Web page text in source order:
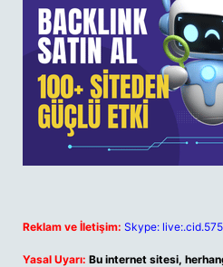
Reklam ve İletişim: Skype:
Yasal Uyarı: Bu internet sitesi,